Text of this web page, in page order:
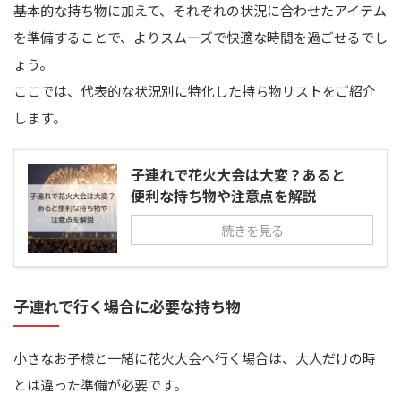
基本的な持ち物に加えて、それぞれの状況に合わせたアイテム
を準備することで、よりスムーズで快適な時間を過ごせるでし
ょう。
ここでは、代表的な状況別に特化した持ち物リストをご紹介
します。
子連れで花火大会は大変？あると
便利な持ち物や注意点を解説
続きを見る
子連れで行く場合に必要な持ち物
小さなお子様と一緒に花火大会へ行く場合は、大人だけの時
とは違った準備が必要です。